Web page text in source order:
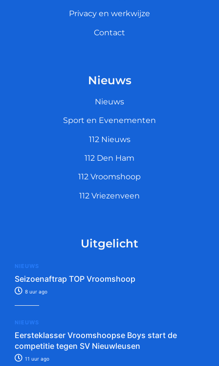
Privacy en werkwijze
Contact
Nieuws
Nieuws
Sport en Evenementen
112 Nieuws
112 Den Ham
112 Vroomshoop
112 Vriezenveen
Uitgelicht
NIEUWS
Seizoenaftrap TOP Vroomshoop
8 uur ago
NIEUWS
Eersteklasser Vroomshoopse Boys start de
competitie tegen SV Nieuwleusen
11 uur ago